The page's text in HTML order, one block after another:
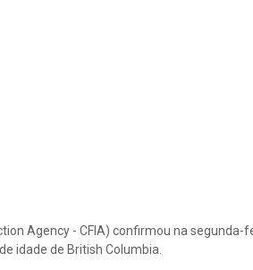
Agency - CFIA) confirmou na
idade de British Columbia.